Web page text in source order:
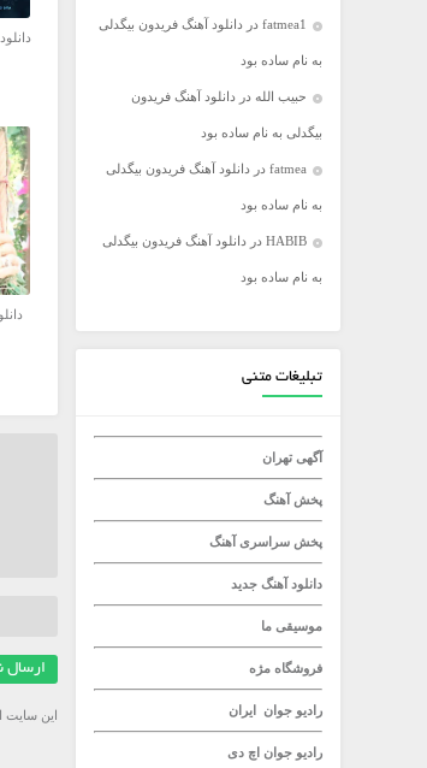
محسن یگانه
محمد رضا گلزار
محمد علیزاده
مرتضی اشرفی
مرتضی سرمدی
مهدی جهانی
مهدی یغمایی
میثم ابراهیمی
fatmea1 در دانلود آهنگ فریدون بیگدلی
به نام ساده بود
حبیب الله در دانلود آهنگ فریدون
بیگدلی به نام ساده بود
fatmea در دانلود آهنگ فریدون بیگدلی
به نام ساده بود
HABIB در دانلود آهنگ فریدون بیگدلی
به نام ساده بود
تبلیغات متنی
آگهی تهران
پخش آهنگ
پخش سراسری آهنگ
دانلود آهنگ جدید
موسیقی ما
فروشگاه مژه
رادیو جوان ایران
رادیو جوان اچ دی
این سایت